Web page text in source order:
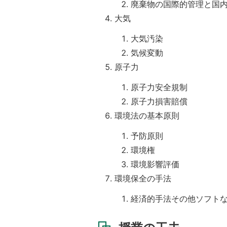
廃棄物の国際的管理と国
大気
大気汚染
気候変動
原子力
原子力安全規制
原子力損害賠償
環境法の基本原則
予防原則
環境権
環境影響評価
環境保全の手法
経済的手法その他ソフト